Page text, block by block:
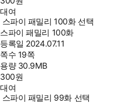
대여
스파이 패밀리 100화 선택
스파이 패밀리 100화
등록일 2024.07.11
쪽수 19쪽
용량 30.9MB
300원
대여
스파이 패밀리 99화 선택